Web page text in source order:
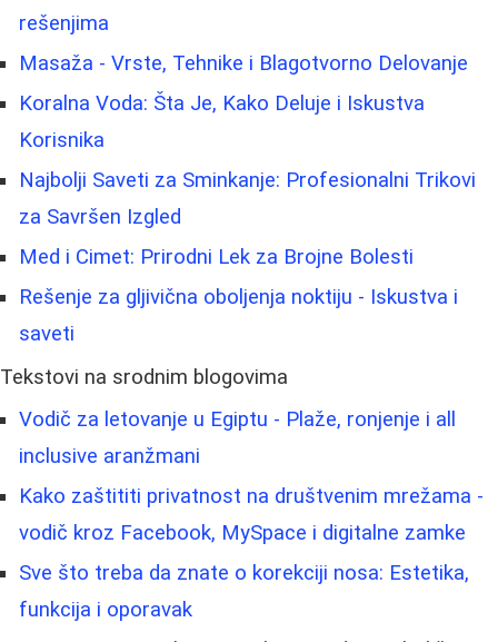
rešenjima
Masaža - Vrste, Tehnike i Blagotvorno Delovanje
Koralna Voda: Šta Je, Kako Deluje i Iskustva
Korisnika
Najbolji Saveti za Sminkanje: Profesionalni Trikovi
za Savršen Izgled
Med i Cimet: Prirodni Lek za Brojne Bolesti
Rešenje za gljivična oboljenja noktiju - Iskustva i
saveti
Tekstovi na srodnim blogovima
Vodič za letovanje u Egiptu - Plaže, ronjenje i all
inclusive aranžmani
Kako zaštititi privatnost na društvenim mrežama -
vodič kroz Facebook, MySpace i digitalne zamke
Sve što treba da znate o korekciji nosa: Estetika,
funkcija i oporavak